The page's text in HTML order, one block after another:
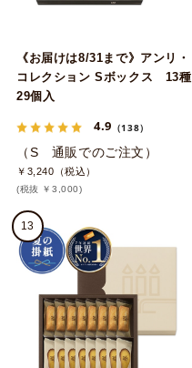
《お届けは8/31まで》アンリ・
コレクション Sボックス 13種
29個入
4.9 （138）
（S 通販でのご注文）
￥3,240（税込）
(税抜 ￥3,000)
13